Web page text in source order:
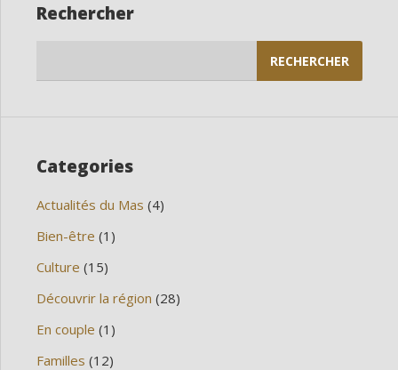
Rechercher
Categories
Actualités du Mas (4)
Bien-être (1)
Culture (15)
Découvrir la région (28)
En couple (1)
Familles (12)